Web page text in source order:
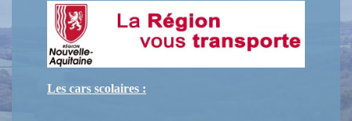
Les cars scolaires :